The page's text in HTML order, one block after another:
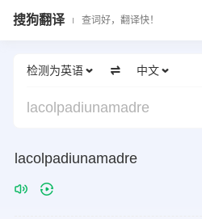
搜狗翻译 查词好，翻译快！
检测为英语 中文
lacolpadiunamadre
lacolpadiunamadre